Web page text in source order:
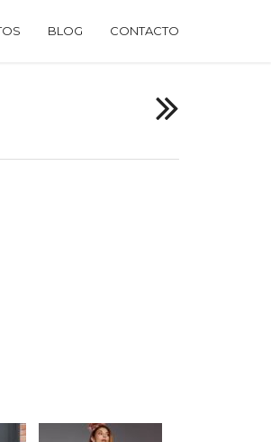
BLOG CONTACTO